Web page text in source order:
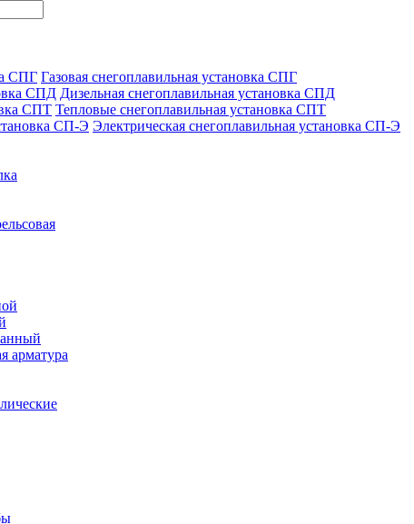
Газовая снегоплавильная установка СПГ
Дизельная снегоплавильная установка СПД
Тепловые снегоплавильная установка СПТ
Электрическая снегоплавильная установка СП-Э
арматура